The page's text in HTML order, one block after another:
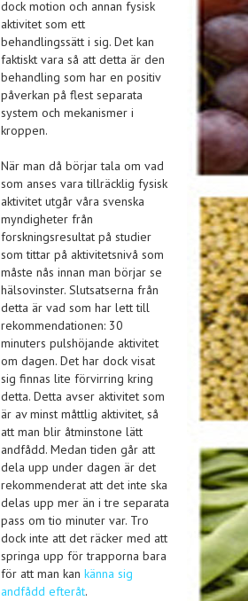
dock motion och annan fysisk
aktivitet som ett
behandlingssätt i sig. Det kan
faktiskt vara så att detta är den
behandling som har en positiv
påverkan på flest separata
system och mekanismer i
kroppen.
När man då börjar tala om vad
som anses vara tillräcklig fysisk
aktivitet utgår våra svenska
myndigheter från
forskningsresultat på studier
som tittar på aktivitetsnivå som
måste nås innan man börjar se
hälsovinster. Slutsatserna från
detta är vad som har lett till
rekommendationen: 30
minuters pulshöjande aktivitet
om dagen. Det har dock visat
sig finnas lite förvirring kring
detta. Detta avser aktivitet som
är av minst måttlig aktivitet, så
att man blir åtminstone lätt
andfådd. Medan tiden går att
dela upp under dagen är det
rekommenderat att det inte ska
delas upp mer än i tre separata
pass om tio minuter var. Tro
dock inte att det räcker med att
springa upp för trapporna bara
för att man kan känna sig
andfådd efteråt.